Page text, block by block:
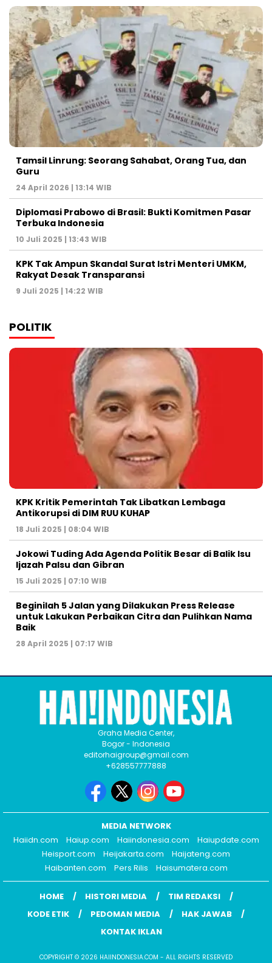
Tamsil Linrung: Seorang Sahabat, Orang Tua, dan
Guru
24 April 2026 | 13:14 WIB
Diplomasi Prabowo di Brasil: Bukti Komitmen Pasar
Terbuka Indonesia
10 Juli 2025 | 13:43 WIB
KPK Tak Ampun Skandal Surat Istri Menteri UMKM,
Rakyat Desak Transparansi
9 Juli 2025 | 14:22 WIB
POLITIK
KPK Kritik Pemerintah Tak Libatkan Lembaga
Antikorupsi di DIM RUU KUHAP
18 Juli 2025 | 08:04 WIB
Jokowi Tuding Ada Agenda Politik Besar di Balik Isu
Ijazah Palsu dan Gibran
15 Juli 2025 | 07:10 WIB
Beginilah 5 Jalan yang Dilakukan Press Release
untuk Lakukan Perbaikan Citra dan Pulihkan Nama
Baik
28 April 2025 | 07:17 WIB
Graha Media Center,
Bogor - Indonesia
editorhaigroup@gmail.com
+628557777888
MEDIA NETWORK
Haiidn.com
Haiup.com Haiindonesia.com
Haiupdate.com
Heisport.com
Heijakarta.com
Haijateng.com
Haibanten.com
Pers Rilis Haisumatera.com
HOME HISTORI MEDIA
TIM REDAKSI
KODE ETIK
PEDOMAN MEDIA
HAK JAWAB
KONTAK IKLAN
COPYRIGHT © 2026 HAIINDONESIA.COM - ALL RIGHTS RESERVED